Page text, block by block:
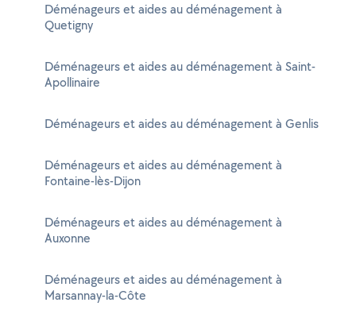
Déménageurs et aides au déménagement à
Quetigny
Déménageurs et aides au déménagement à Saint-
Apollinaire
Déménageurs et aides au déménagement à Genlis
Déménageurs et aides au déménagement à
Fontaine-lès-Dijon
Déménageurs et aides au déménagement à
Auxonne
Déménageurs et aides au déménagement à
Marsannay-la-Côte